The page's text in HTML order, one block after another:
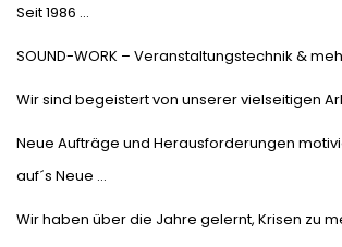
Seit 1986 …
SOUND-WORK – Veranstaltungstechnik &
Wir sind begeistert von unserer vielseitigen
Neue Aufträge und Herausforderungen
auf´s Neue …
Wir haben über die Jahre gelernt, Krisen zu